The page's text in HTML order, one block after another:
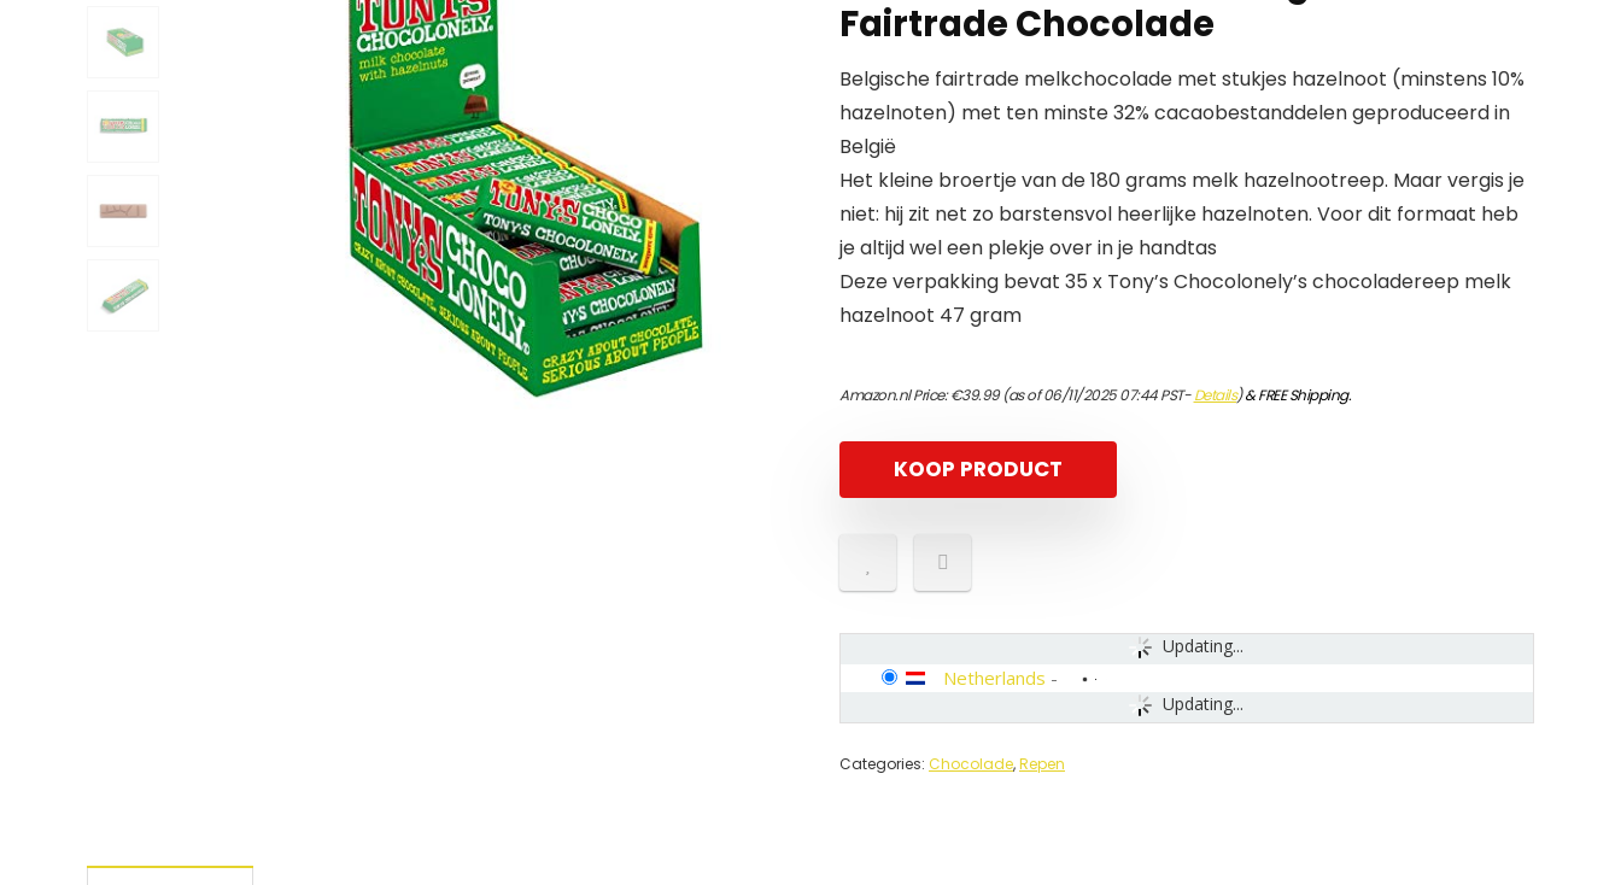
Fairtrade Chocolade
Belgische fairtrade melkchocolade met stukjes hazelnoot (minstens 10%
hazelnoten) met ten minste 32% cacaobestanddelen geproduceerd in
België
Het kleine broertje van de 180 grams melk hazelnootreep. Maar vergis je
niet: hij zit net zo barstensvol heerlijke hazelnoten. Voor dit formaat heb
je altijd wel een plekje over in je handtas
Deze verpakking bevat 35 x Tony’s Chocolonely’s chocoladereep melk
hazelnoot 47 gram
Amazon.nl Price:€39.99(as of 06/11/2025 07:44 PST-Details)&FREE Shipping.
KOOP PRODUCT
Updating...
Updating...
Netherlands -
Categories: Chocolade,Repen